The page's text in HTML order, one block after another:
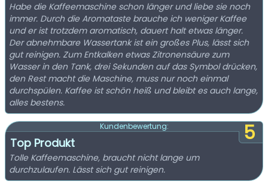
Habe die Kaffeemaschine schon länger und liebe sie noch
immer. Durch die Aromataste brauche ich weniger Kaffee
und er ist trotzdem aromatisch, dauert halt etwas länger.
Der abnehmbare Wassertank ist ein großes Plus, lässt sich
gut reinigen. Zum Entkalken etwas Zitronensäure zum
Wasser in den Tank, drei Sekunden auf das Symbol drücken,
den Rest macht die Maschine, muss nur noch einmal
durchspülen. Kaffee ist schön heiß und bleibt es auch lange,
alles bestens.
5
Kundenbewertung:
Top Produkt
Tolle Kaffeemaschine, braucht nicht lange um
durchzulaufen. Lässt sich gut reinigen.